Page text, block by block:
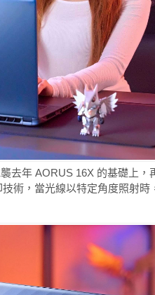
去年 AORUS 16X 的基礎上
術，當光線以特定角度照射